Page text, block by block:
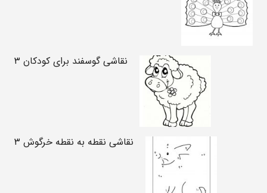
نقاشی گوسفند برای کودکان ۳
نقاشی نقطه به نقطه خرگوش ۳